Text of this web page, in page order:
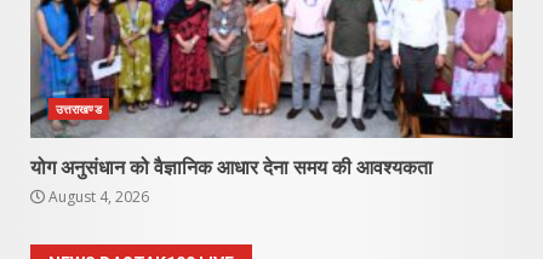
उत्तराखण्ड
योग अनुसंधान को वैज्ञानिक आधार देना समय की आवश्यकता
August 4, 2026